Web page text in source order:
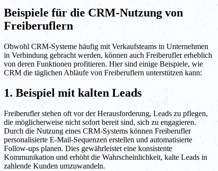
Beispiele für die CRM-Nutzung von
Freiberuflern
Obwohl CRM-Systeme häufig mit Verkaufsteams in Unternehmen
in Verbindung gebracht werden, können auch Freiberufler erheblich
von deren Funktionen profitieren. Hier sind einige Beispiele, wie
CRM die täglichen Abläufe von Freiberuflern unterstützen kann:
1. Beispiel mit kalten Leads
Freiberufler stehen oft vor der Herausforderung, Leads zu pflegen,
die möglicherweise nicht sofort bereit sind, sich zu engagieren.
Durch die Nutzung eines CRM-Systems können Freiberufler
personalisierte E-Mail-Sequenzen erstellen und automatisierte
Follow-ups planen. Dies gewährleistet eine konsistente
Kommunikation und erhöht die Wahrscheinlichkeit, kalte Leads in
zahlende Kunden umzuwandeln.